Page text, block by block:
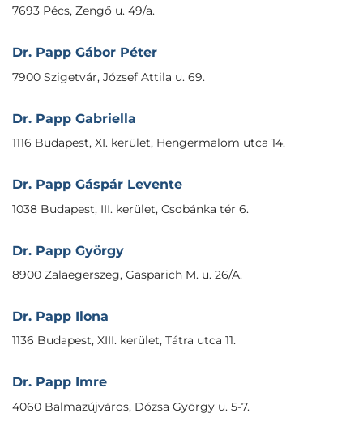
7693 Pécs, Zengő u. 49/a.
Dr. Papp Gábor Péter
7900 Szigetvár, József Attila u. 69.
Dr. Papp Gabriella
1116 Budapest, XI. kerület, Hengermalom utca 14.
Dr. Papp Gáspár Levente
1038 Budapest, III. kerület, Csobánka tér 6.
Dr. Papp György
8900 Zalaegerszeg, Gasparich M. u. 26/A.
Dr. Papp Ilona
1136 Budapest, XIII. kerület, Tátra utca 11.
Dr. Papp Imre
4060 Balmazújváros, Dózsa György u. 5-7.